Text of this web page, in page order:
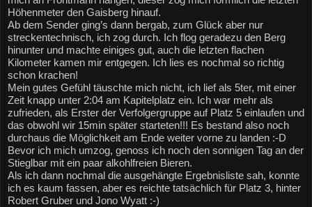
Höhenmeter den Gaisberg hinauf.
Ab dem Sender ging’s dann bergab, zum Glück aber nur
streckentechnisch, ich zog durch. Ich flog geradezu den Berg
hinunter und machte einiges gut, auch die letzten flachen
Kilometer kamen mir entgegen. Ich lies es nochmal so richtig
schon krachen!
Mein gutes Gefühl täuschte mich nicht, ich lief als 5ter, mit einer
Zeit knapp unter 2:04 am Kapitelplatz ein. Ich war mehr als
zufrieden, als Erster der Verfolgergruppe auf Platz 5 einlaufen und
das obwohl wir 15min später starteten!!! Es bestand also noch
durchaus die Möglichkeit am Ende weiter vorne zu landen :-D
Bevor ich mich umzog, genoss ich noch den sonnigen Tag an der
Stieglbar mit ein paar alkohlfreien Bieren.
Als ich dann nochmal die ausgehängte Ergebnisliste sah, konnte
ich es kaum fassen, aber es reichte tatsächlich für Platz 3, hinter
Robert Gruber und Jono Wyatt :-)